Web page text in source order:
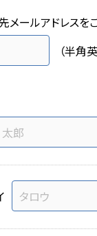
ールアドレスを
（半角